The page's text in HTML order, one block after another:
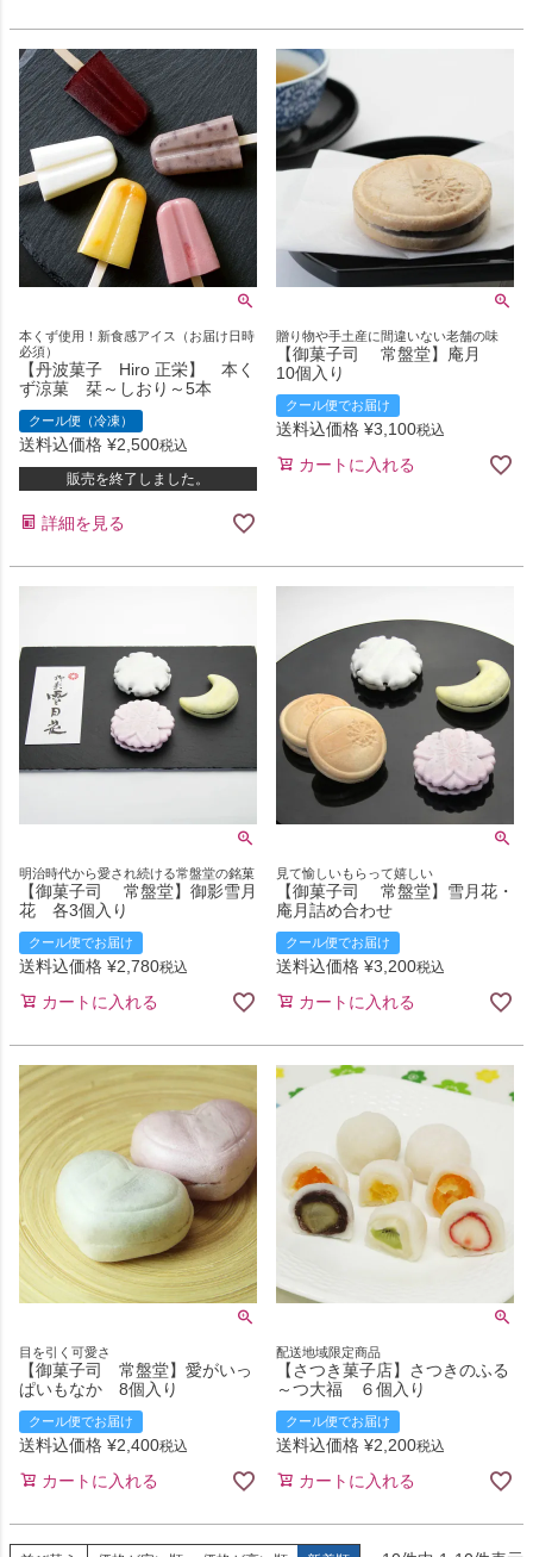
本くず使用！新食感アイス（お届け日時
必須）
【丹波菓子 Hiro 正栄】 本く
ず涼菓 栞～しおり～5本
クール便（冷凍）
送料込価格 ¥2,500税込
販売を終了しました。
詳細を見る
贈り物や手土産に間違いない老舗の味
【御菓子司 常盤堂】庵月
10個入り
クール便でお届け
送料込価格 ¥3,100税込
カートに入れる
明治時代から愛され続ける常盤堂の銘菓
【御菓子司 常盤堂】御影雪月
花 各3個入り
クール便でお届け
送料込価格 ¥2,780税込
カートに入れる
見て愉しいもらって嬉しい
【御菓子司 常盤堂】雪月花・
庵月詰め合わせ
クール便でお届け
送料込価格 ¥3,200税込
カートに入れる
目を引く可愛さ
【御菓子司 常盤堂】愛がいっ
ぱいもなか 8個入り
クール便でお届け
送料込価格 ¥2,400税込
カートに入れる
配送地域限定商品
【さつき菓子店】さつきのふる
～つ大福 ６個入り
クール便でお届け
送料込価格 ¥2,200税込
カートに入れる